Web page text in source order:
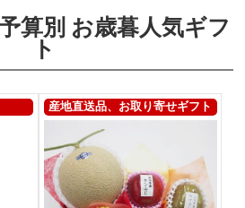
算別 お歳暮人気ギフ
ト
産地直送品、お取り寄せギフト